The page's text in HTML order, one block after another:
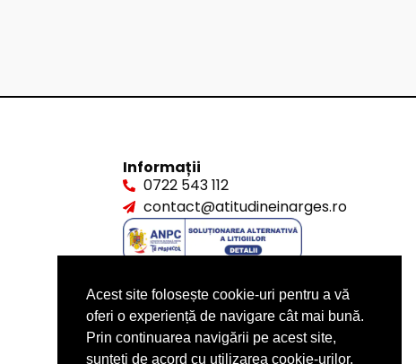
Informații
0722 543 112
contact@atitudineinarges.ro
Acest site folosește cookie-uri pentru a vă
oferi o experiență de navigare cât mai bună.
Prin continuarea navigării pe acest site,
sunteți de acord cu utilizarea cookie-urilor.